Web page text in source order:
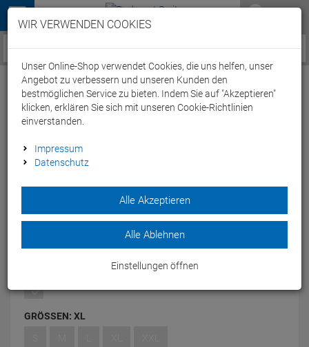
Menü
Service / Hilfe
Craft Escape Trikot Men kurzarm - XL
gravel
Relax Fit-Schnittführung und guter Feuchtigkeitstransfer -
das Escape Trikot begeistert Mountainbiker.
GRÖSSEN: XL
WIR VERWENDEN COOKIES
Unser Online-Shop verwendet Cookies, die uns helfen, unser
Angebot zu verbessern und unseren Kunden den
bestmöglichen Service zu bieten. Indem Sie auf "Akzeptieren"
klicken, erklären Sie sich mit unseren Cookie-Richtlinien
einverstanden.
Impressum
Datenschutz
Alle Akzeptieren
Alle Ablehnen
Einstellungen öffnen